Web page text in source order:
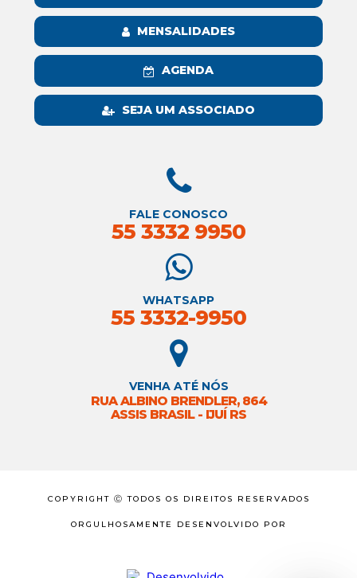
MENSALIDADES
AGENDA
SEJA UM ASSOCIADO
FALE CONOSCO
55 3332 9950
WHATSAPP
55 3332-9950
VENHA ATÉ NÓS
RUA ALBINO BRENDLER, 864
ASSIS BRASIL - IJUÍ RS
COPYRIGHT Ⓒ TODOS OS DIREITOS RESERVADOS
ORGULHOSAMENTE DESENVOLVIDO POR